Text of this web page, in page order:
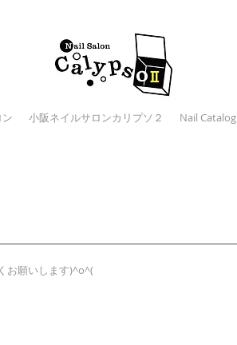
小阪ネイルサロンカリプソ２ Nail Catalog
お願いします)^o^(